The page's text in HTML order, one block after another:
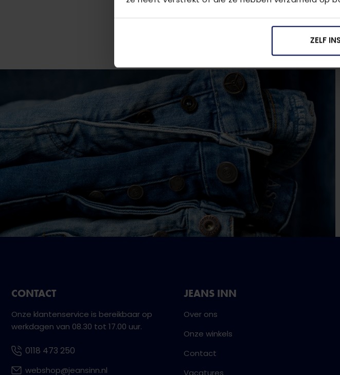
ZELF
CONTACT
Onze klantenservice is bereikbaar op
werkdagen van 08.30 tot 17.00 uur.
0118 473 250
webshop@jeansinn.nl
JEANS INN
Over ons
Onze winkels
Contact
Vacatures